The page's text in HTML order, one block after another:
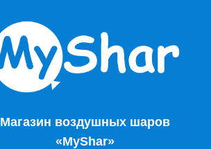
Магазин воздушных шаров
«MyShar»